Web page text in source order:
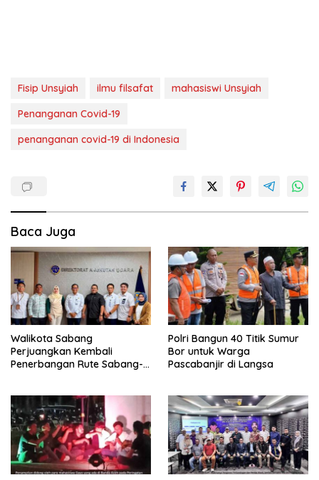
Fisip Unsyiah ilmu filsafat
mahasiswi Unsyiah
Penanganan Covid-19
penanganan covid-19 di Indonesia
Baca Juga
Walikota Sabang
Perjuangkan Kembali
Penerbangan Rute Sabang-
Polri Bangun 40 Titik Sumur
Bor untuk Warga
Pascabanjir di Langsa